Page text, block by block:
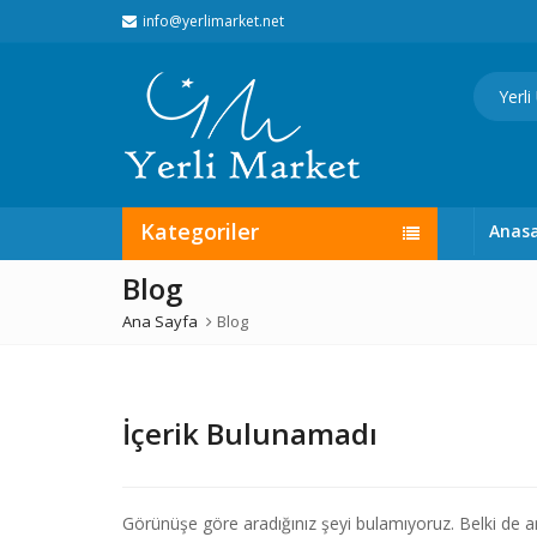
info@yerlimarket.net
Kategoriler
Blog
Ana Sayfa Blog
İçerik Bulunamadı
Görünüşe göre aradığınız şeyi bulamıyoruz. Belki de